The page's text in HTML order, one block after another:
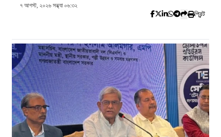
৭ আগস্ট, ২০২৬ সন্ধ্যা ০৬:৩২
প্রিন্ট